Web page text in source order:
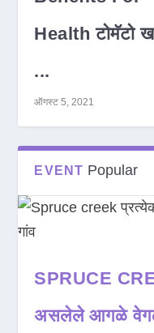
Health टोमॅटो
...
ऑगस्ट 5, 2021
EVENT Popular
SPRUCE
असलेले आगळे